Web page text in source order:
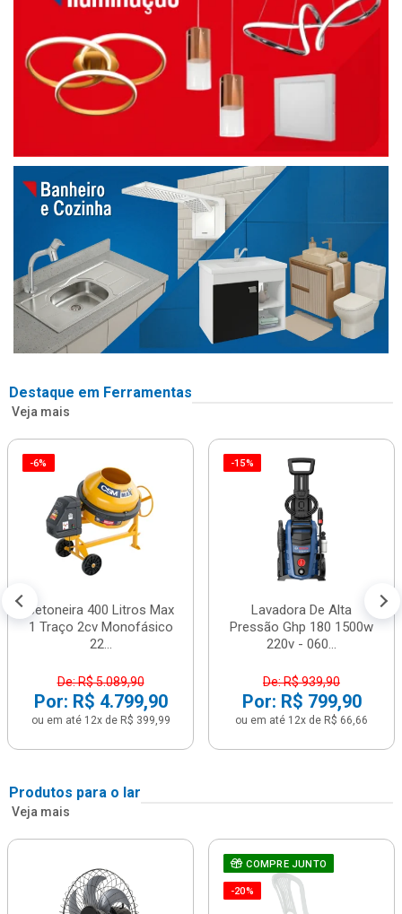
Destaque em Ferramentas
Veja mais
-6%
Betoneira 400 Litros Max
1 Traço 2cv Monofásico
22...
De: R$ 5.089,90
Por: R$ 4.799,90
ou em até 12x de R$ 399,99
-15%
Lavadora De Alta
Pressão Ghp 180 1500w
220v - 060...
De: R$ 939,90
Por: R$ 799,90
ou em até 12x de R$ 66,66
Produtos para o lar
Veja mais
COMPRE JUNTO
-20%